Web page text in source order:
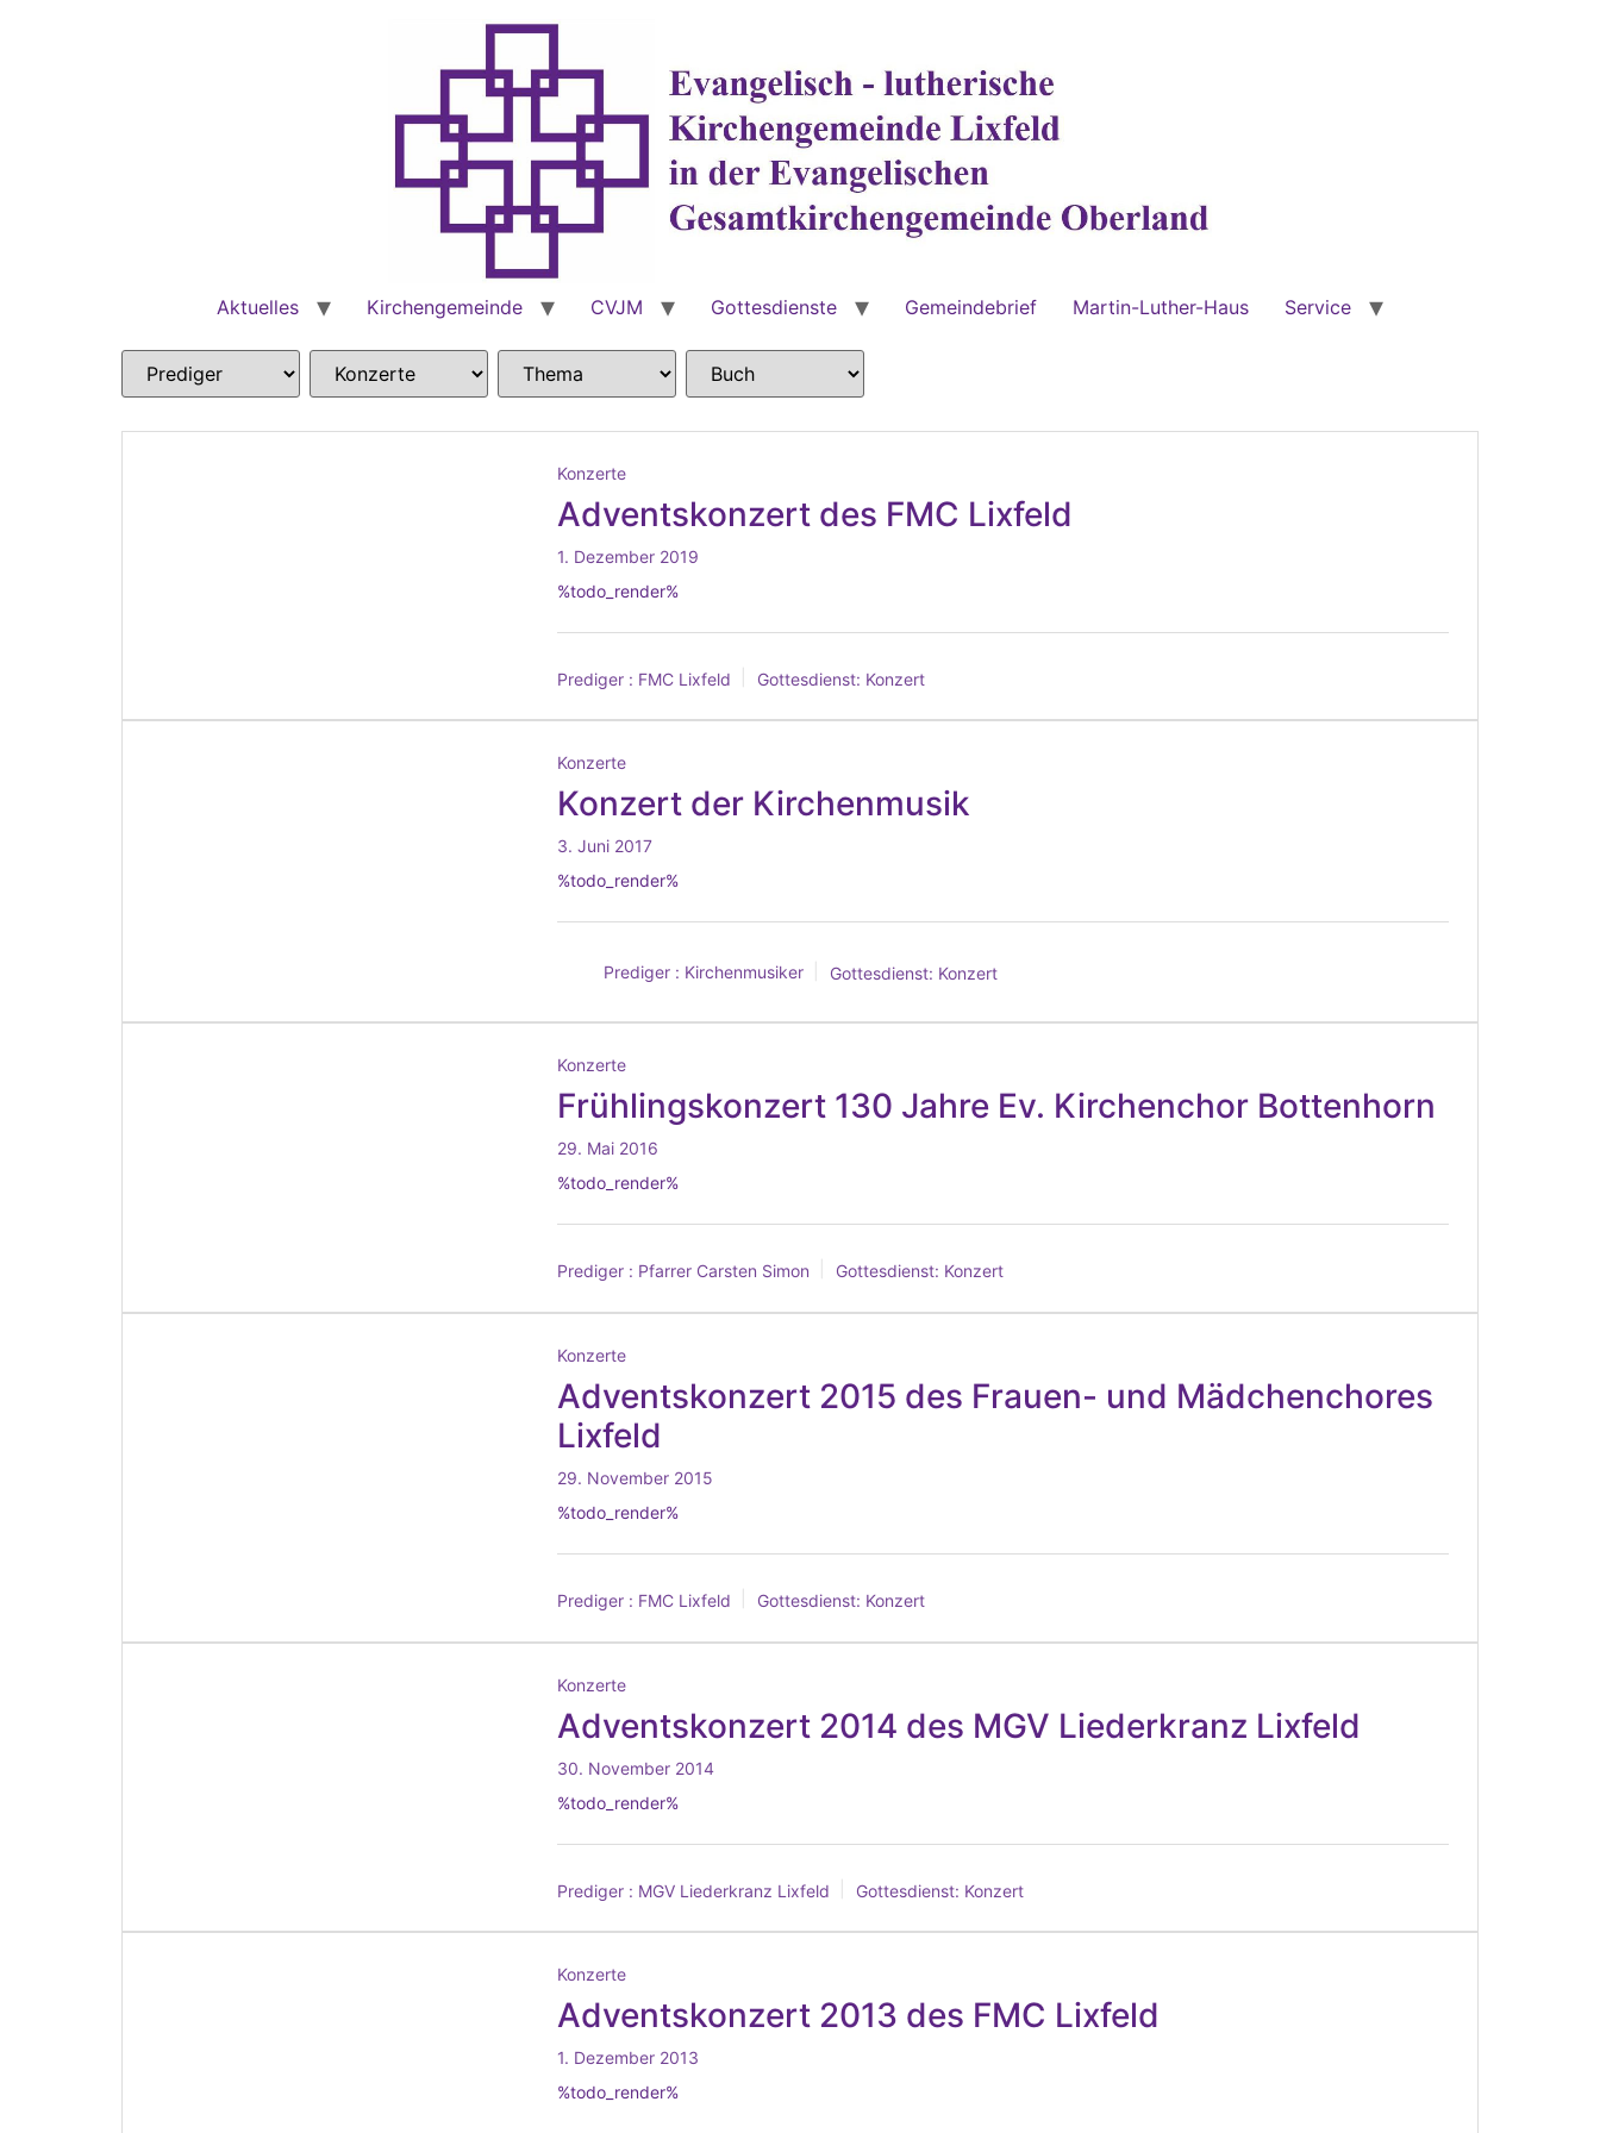
Aktuelles Kirchengemeinde CVJM Gottesdienste Gemeindebrief Martin-Luther-Haus Service
Konzerte
Adventskonzert des FMC Lixfeld
1. Dezember 2019
%todo_render%
Prediger : FMC Lixfeld Gottesdienst: Konzert
Konzerte
Konzert der Kirchenmusik
3. Juni 2017
%todo_render%
Prediger : Kirchenmusiker Gottesdienst: Konzert
Konzerte
Frühlingskonzert 130 Jahre Ev. Kirchenchor Bottenhorn
29. Mai 2016
%todo_render%
Prediger : Pfarrer Carsten Simon Gottesdienst: Konzert
Konzerte
Adventskonzert 2015 des Frauen- und Mädchenchores
Lixfeld
29. November 2015
%todo_render%
Prediger : FMC Lixfeld Gottesdienst: Konzert
Konzerte
Adventskonzert 2014 des MGV Liederkranz Lixfeld
30. November 2014
%todo_render%
Prediger : MGV Liederkranz Lixfeld Gottesdienst: Konzert
Konzerte
Adventskonzert 2013 des FMC Lixfeld
1. Dezember 2013
%todo_render%